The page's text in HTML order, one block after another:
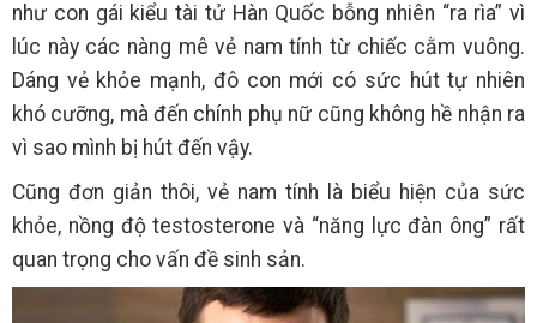
như con gái kiểu tài tử Hàn Quốc bỗng nhiên “ra rìa” vì
lúc này các nàng mê vẻ nam tính từ chiếc cằm vuông.
Dáng vẻ khỏe mạnh, đô con mới có sức hút tự nhiên
khó cưỡng, mà đến chính phụ nữ cũng không hề nhận ra
vì sao mình bị hút đến vậy.
Cũng đơn giản thôi, vẻ nam tính là biểu hiện của sức
khỏe, nồng độ testosterone và “năng lực đàn ông” rất
quan trọng cho vấn đề sinh sản.